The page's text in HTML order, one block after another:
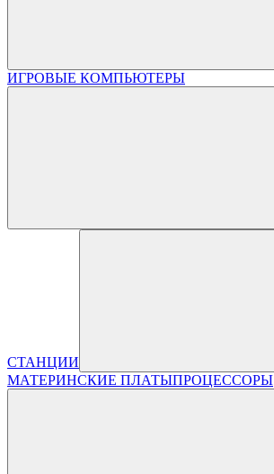
ИГРОВЫЕ КОМПЬЮТЕРЫ
СТАНЦИИ
МАТЕРИНСКИЕ ПЛАТЫПРОЦЕССОРЫ